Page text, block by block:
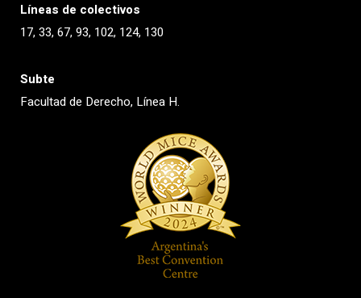
Líneas de colectivos
17, 33, 67, 93, 102, 124, 130
Subte
Facultad de Derecho, Línea H.